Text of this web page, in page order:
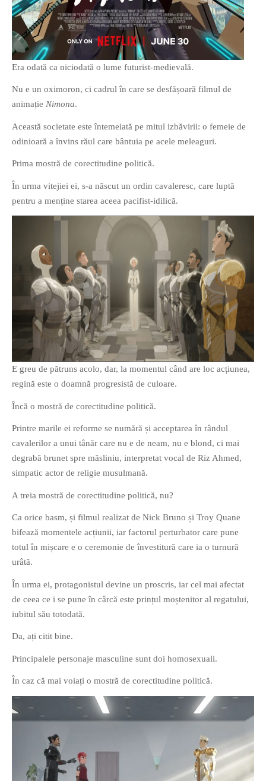
If you like movies, words and
mind games, then this is the
book for you. Take the
own acrostics and describing
famous movies by using the
PAGINI
Ce fac?
Clasicul „Despre mine…”
Contact
Descarca povestirea Floare
Albastra!
Download 101 Movie
PRIETENI APROPIATI
PRIETENI DIN AFARA BRESLEI
GloryBox.ro
Vreau-schimbare.ro
PRIETENI DIN BREASLA
Filme-Carti.ro
Era odată ca niciodată o lume futurist-medievală.
Nu e un oximoron, ci cadrul în care se desfășoară filmul de
animație Nimona.
Această societate este întemeiată pe mitul izbăvirii: o femeie de
odinioară a învins răul care bântuia pe acele meleaguri.
Prima mostră de corectitudine politică.
În urma vitejiei ei, s-a născut un ordin cavaleresc, care luptă
pentru a menține starea aceea pacifist-idilică.
E greu de pătruns acolo, dar, la momentul când are loc acțiunea,
regină este o doamnă progresistă de culoare.
Încă o mostră de corectitudine politică.
Printre marile ei reforme se numără și acceptarea în rândul
cavalerilor a unui tânăr care nu e de neam, nu e blond, ci mai
degrabă brunet spre măsliniu, interpretat vocal de Riz Ahmed,
simpatic actor de religie musulmană.
A treia mostră de corectitudine politică, nu?
Ca orice basm, și filmul realizat de Nick Bruno și Troy Quane
bifează momentele acțiunii, iar factorul perturbator care pune
totul în mișcare e o ceremonie de învestitură care ia o turnură
urâtă.
În urma ei, protagonistul devine un proscris, iar cel mai afectat
de ceea ce i se pune în cârcă este prințul moștenitor al regatului,
iubitul său totodată.
Da, ați citit bine.
Principalele personaje masculine sunt doi homosexuali.
În caz că mai voiați o mostră de corectitudine politică.